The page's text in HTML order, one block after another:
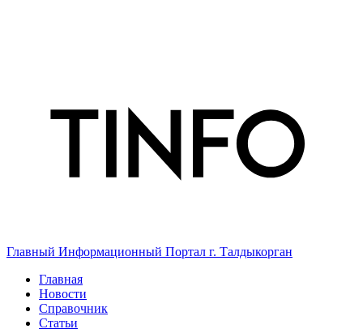
Главный Информационный Портал г. Талдыкорган
Главная
Новости
Справочник
Статьи